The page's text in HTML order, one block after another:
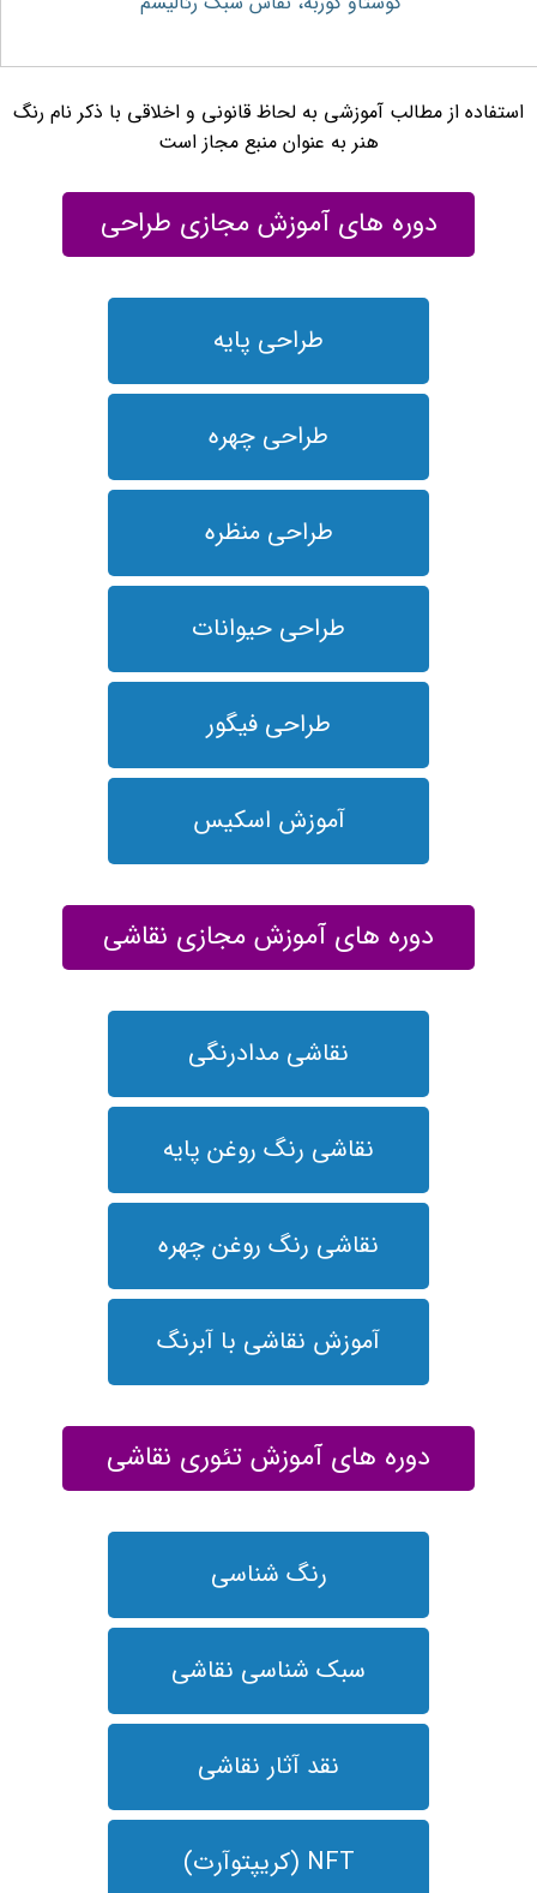
استفاده از مطالب آموزشی به لحاظ قانونی و اخلاقی با ذکر نام رنگ
هنر به عنوان منبع مجاز است
دوره های آموزش مجازی طراحی
طراحی پایه
طراحی چهره
طراحی منظره
طراحی حیوانات
طراحی فیگور
آموزش اسکیس
دوره های آموزش مجازی نقاشی
نقاشی مدادرنگی
نقاشی رنگ روغن پایه
نقاشی رنگ روغن چهره
آموزش نقاشی با آبرنگ
دوره های آموزش تئوری نقاشی
رنگ شناسی
سبک شناسی نقاشی
نقد آثار نقاشی
NFT (کریپتوآرت)